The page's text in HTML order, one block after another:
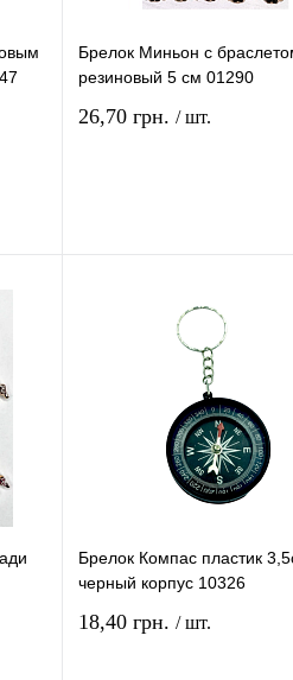
Брелок Миньон с
резиновый 5 см 01290
26,70 грн. / шт.
Брелок Компас пластик
черный корпус 10326
18,40 грн. / шт.